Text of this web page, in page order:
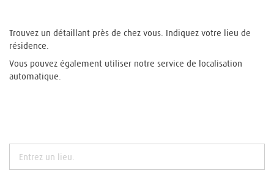
Trouvez un détaillant près de chez vous. Indiquez votre lieu de
résidence.
Vous pouvez également utiliser notre service de localisation
automatique.